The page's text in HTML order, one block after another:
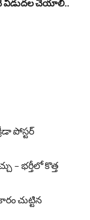
విడుదల చేయాలి..
పోస్టర్
– భర్తీలో కొత్త
చుట్టిన